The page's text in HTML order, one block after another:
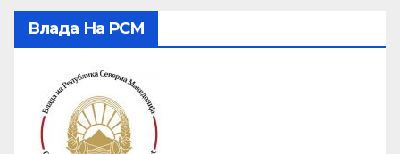
Влада На РСМ